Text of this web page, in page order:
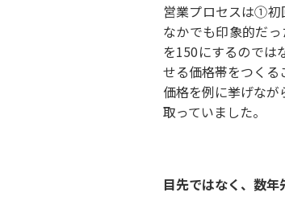
営業プロセスは①初
なかでも印象的だ
を150にするのでは
せる価格帯をつく
価格を例に挙げな
取っていました。
目先ではなく、数年